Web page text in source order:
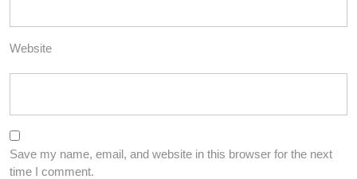
Website
Save my name, email, and website in this browser for the next
time I comment.